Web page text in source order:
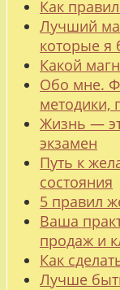
Как
Лучший
которые я
Какой
Обо мне.
методики,
Жизнь —
экзамен
Путь к
состояния
5 правил
Ваша
продаж и
Как
Лучше